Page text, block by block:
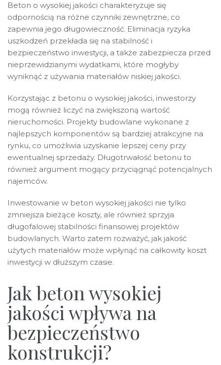
Beton o wysokiej jakości charakteryzuje się
odpornością na różne czynniki zewnętrzne, co
zapewnia jego długowieczność. Eliminacja ryzyka
uszkodzeń przekłada się na stabilność i
bezpieczeństwo inwestycji, a także zabezpiecza przed
nieprzewidzianymi wydatkami, które mogłyby
wyniknąć z używania materiałów niskiej jakości.
Korzystając z betonu o wysokiej jakości, inwestorzy
mogą również liczyć na zwiększoną wartość
nieruchomości. Projekty budowlane wykonane z
najlepszych komponentów są bardziej atrakcyjne na
rynku, co umożliwia uzyskanie lepszej ceny przy
ewentualnej sprzedaży. Długotrwałość betonu to
również argument mogący przyciągnąć potencjalnych
najemców.
Inwestowanie w beton wysokiej jakości nie tylko
zmniejsza bieżące koszty, ale również sprzyja
długofalowej stabilności finansowej projektów
budowlanych. Warto zatem rozważyć, jak jakość
użytych materiałów może wpłynąć na całkowity koszt
inwestycji w dłuższym czasie.
Jak beton wysokiej
jakości wpływa na
bezpieczeństwo
konstrukcji?